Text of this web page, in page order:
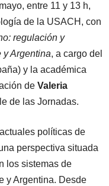
entre 11 y 13 h,
de la USACH, con
regulación y
y Argentina, a cargo del
y la académica
de Valeria
de las Jornadas.
políticas de
perspectiva situada
los sistemas de
y Argentina. Desde